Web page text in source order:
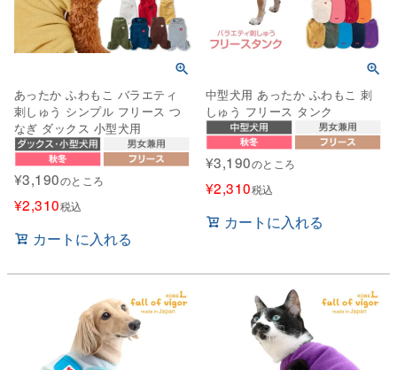
あったか ふわもこ バラエティ
刺しゅう シンプル フリース つ
なぎ ダックス 小型犬用
¥3,190のところ
¥2,310税込
カートに入れる
中型犬用 あったか ふわもこ 刺
しゅう フリース タンク
¥3,190のところ
¥2,310税込
カートに入れる